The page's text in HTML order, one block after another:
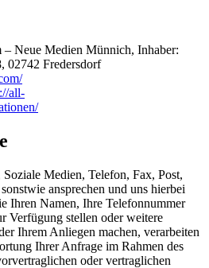
Neue Medien Münnich, Inhaber:
02742 Fredersdorf
all-
Medien, Telefon, Fax, Post,
ansprechen und uns hierbei
Ihren Namen, Ihre Telefonnummer
Verfügung stellen oder weitere
Ihrem Anliegen machen, verarbeiten
Ihrer Anfrage im Rahmen des
oder vertraglichen